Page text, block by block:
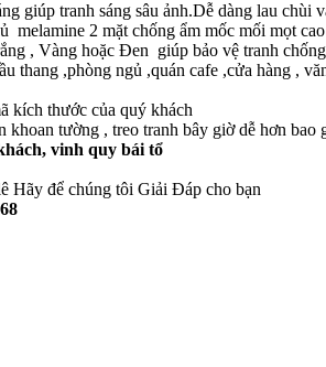
giúp tranh sáng sâu ảnh.Dễ dàng lau chùi
2 mặt chống ẩm mốc mối mọt
, Vàng hoặc Đen giúp bảo vệ tranh
thang ,phòng ngủ ,quán cafe ,cửa hàng ,
kích thước của quý khách
tường , treo tranh bây giờ dễ hơn bao
vinh quy bái tổ
Hãy để chúng tôi Giải Đáp cho bạn